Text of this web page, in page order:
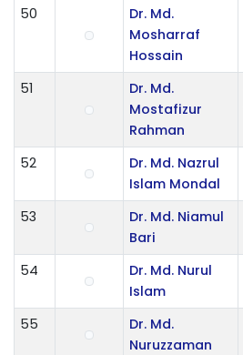
50
Dr. Md.
Mosharraf
Hossain
51
Dr. Md.
Mostafizur
Rahman
52
Dr. Md. Nazrul
Islam Mondal
53
Dr. Md. Niamul
Bari
54
Dr. Md. Nurul
Islam
55
Dr. Md.
Nuruzzaman